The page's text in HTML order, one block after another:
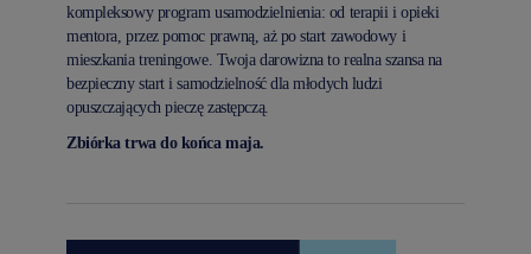
kompleksowy program usamodzielnienia: od terapii i opieki
mentora, przez pomoc prawną, aż po start zawodowy i
mieszkania treningowe. Twoja darowizna to realna szansa na
bezpieczny start i samodzielność dla młodych ludzi
opuszczających pieczę zastępczą.
Zbiórka trwa do końca maja.